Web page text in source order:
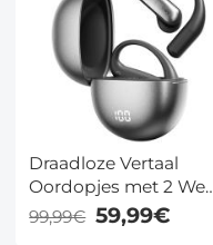
Draadloze Vertaal
Oordopjes met 2
137 Taalsoorten, Live
Transcriptie, Kentfaith
99,99€ 59,99€